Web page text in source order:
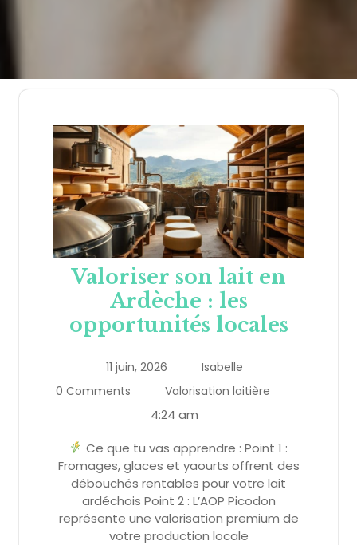
Valoriser son lait en
Ardèche : les
opportunités locales
11 juin, 2026
Isabelle
0 Comments
Valorisation laitière
4:24 am
Ce que tu vas apprendre : Point 1 :
Fromages, glaces et yaourts offrent des
débouchés rentables pour votre lait
ardéchois Point 2 : L’AOP Picodon
représente une valorisation premium de
votre production locale